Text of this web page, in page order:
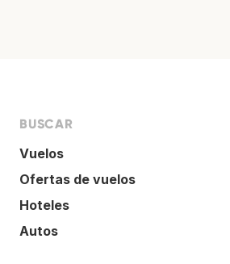
BUSCAR
Vuelos
Ofertas de vuelos
Hoteles
Autos